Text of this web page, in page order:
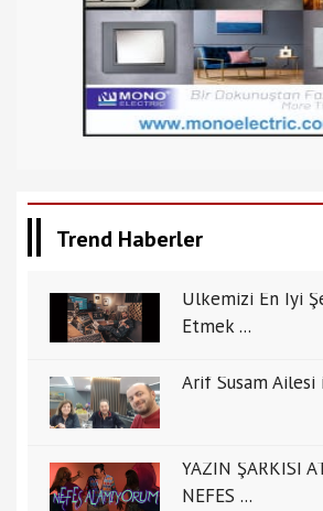
Trend Haberler
Ülkemizi En İyi
Etmek ...
Arif Susam
YAZIN ŞARKISI
NEFES ...